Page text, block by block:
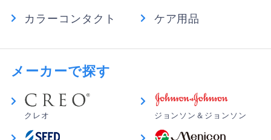
入が減るかわからないから少しでも節約できればとの思
ともさん さん
試しに他のに変えてみたところ、すぐに痛くて痛くて…
特に下瞼が当たるのか痛かったです。やっぱりいつもの
と思いこちらを付けたら、この付け心地に再び感激しま
カラーコンタクト ケア用品
メーカーで探す
クレオ ジョンソン＆ジョンソン